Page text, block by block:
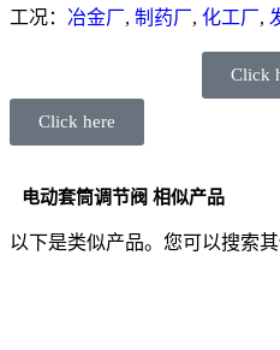
工况： 冶金厂, 制药厂, 化工厂,
Click
Click here
电动套筒调节阀 相似产品
以下是类似产品。您可以搜索其